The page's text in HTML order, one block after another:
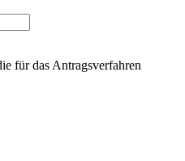
für das Antragsverfahren